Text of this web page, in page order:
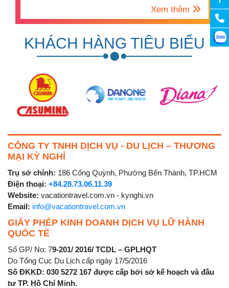
Xem thêm
KHÁCH HÀNG TIÊU BIỂU
CÔNG TY TNHH DỊCH VỤ - DU LỊCH – THƯƠNG
MẠI KỲ NGHỈ
Trụ sở chính: 186 Cống Quỳnh, Phường Bến Thành, TP.HCM
Điện thoại: +84.28.73.06.11.39
Website: vacationtravel.com.vn - kynghi.vn
Email: info@vacationtravel.com.vn
GIẤY PHÉP KINH DOANH DỊCH VỤ LỮ HÀNH
QUỐC TẾ
Số GP/ No: 79-201/ 2016/ TCDL – GPLHQT
Do Tổng Cục Du Lịch cấp ngày 17/5/2016
Số ĐKKD: 030 5272 167 được cấp bởi sở kế hoạch và đầu
tư TP. Hồ Chí Minh.